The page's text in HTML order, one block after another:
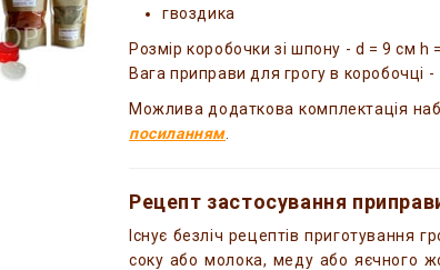
гвоздика
Розмір коробочки зі шпону - d = 9 см h
Вага приправи для грогу в коробочці -
Можлива додаткова комплектація
посиланням
Рецепт застосування
Існує безліч рецептів приготування
соку або молока, меду або яєчного